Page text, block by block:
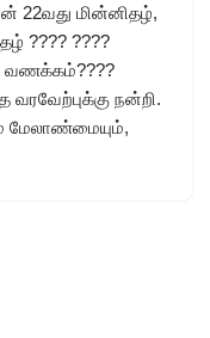
22வது மின்னிதழ்,
???? ????
வணக்கம்????
நன்றி.
மேலாண்மையும்,